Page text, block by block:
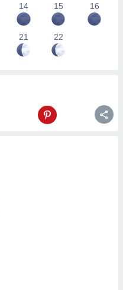
14 15 16
21 22